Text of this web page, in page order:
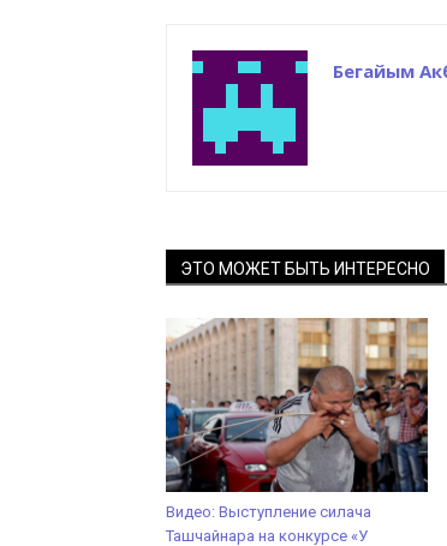
Бегайым
ЭТО МОЖЕТ БЫТЬ ИНТЕРЕСНО
Видео: Выступление силача
Ташчайнара на конкурсе «У